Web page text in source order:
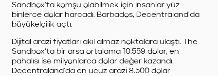
Sandbox'ta komşu olabilmek için insanlar yüz
binlerce dolar harcadı. Barbados, Decentraland'da
büyükelçilik açtı.
Dijital arazi fiyatları akıl almaz noktalara ulaştı. The
Sandbox'ta bir arsa ortalama 10.559 dolar, en
pahalısı ise milyonlarca dolar değer kazandı.
Decentraland'da en ucuz arazi 8.500 dolar